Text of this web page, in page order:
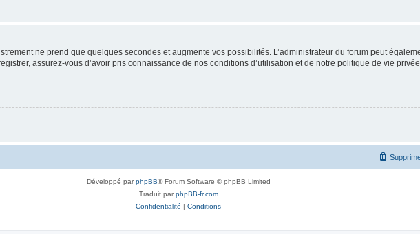
ne prend que quelques secondes et augmente vos possibilités. L’administrateur du forum peut
assurez-vous d’avoir pris connaissance de nos conditions d’utilisation et de notre politique de vie
Développé parphpBB® Forum Software © phpBB Limited
Traduit parphpBB-fr.com
Confidentialité | Conditions